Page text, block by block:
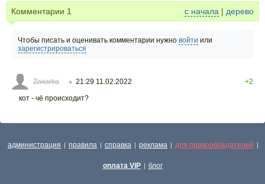
Комментарии 1 с начала | дерево
Чтобы писать и оценивать комментарии нужно войти или
зарегистрироваться
Zaxarka ○ 21:29 11.02.2022
+2
кот - чё происходит?
администрация | правила | справка | реклама | для правообладателей |
оплата VIP | блог